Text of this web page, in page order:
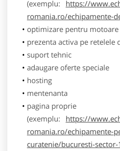
(exemplu:
https://
romania.ro/echipamente-
optimizare pentru motoare
prezenta activa pe retelele
suport tehnic
adaugare oferte speciale
hosting
mentenanta
pagina proprie
(exemplu:
https://
romania.ro/echipamente-
curatenie/bucuresti-sector-